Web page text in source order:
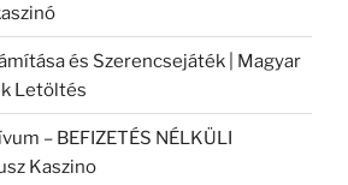
és Szerencsejáték | Magyar
Letöltés
– BEFIZETÉS NÉLKÜLI
Kaszino